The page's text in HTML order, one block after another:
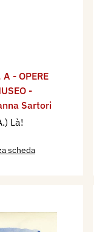
A - OPERE
-
Sartori
Là!
scheda